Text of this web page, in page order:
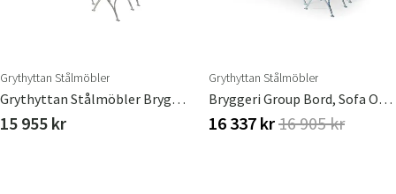
Grythyttan Stålmöbler
Grythyttan Stålmöbler Bryggerigruppe Bord, Sofa & 2 Stole Eg
15 955 kr
Grythyttan Stålmöbler
Bryggeri Group Bord, Sofa Og 2 Stole Hvid
16 337 kr16 905 kr